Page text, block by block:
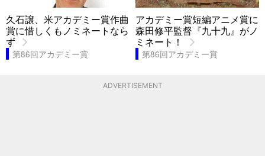
久石譲、米アカデミー賞作曲
賞に惜しくもノミネートなら
ず
第86回アカデミー賞
アカデミー賞短編アニメ賞に
森田修平監督『九十九』がノ
ミネート！
第86回アカデミー賞
ADVERTISEMENT